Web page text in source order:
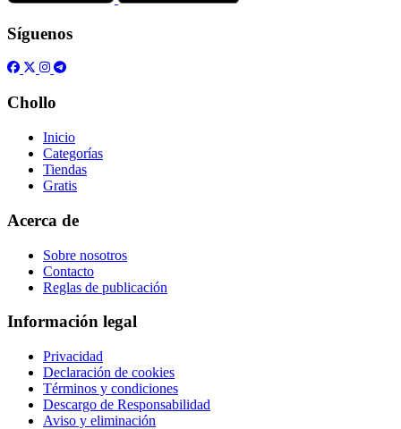
Síguenos
Chollo
Inicio
Categorías
Tiendas
Gratis
Acerca de
Sobre nosotros
Contacto
Reglas de publicación
Información legal
Privacidad
Declaración de cookies
Términos y condiciones
Descargo de Responsabilidad
Aviso y eliminación